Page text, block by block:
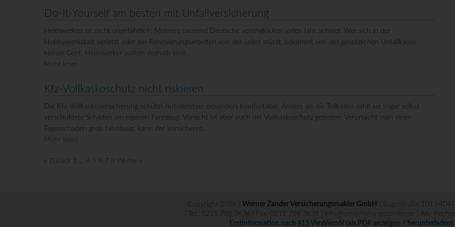
Do-It-Yourself am besten mit Unfallversicherung
Heimwerken ist nicht ungefährlich: Mehrere tausend Deutsche verunglücken jedes Jahr schwer. Wer sich in der
Hobbywerkstatt verletzt oder bei Renovierungsarbeiten von der Leiter stürzt, bekommt von der gesetzlichen Unfallkasse
keinen Cent. Heimwerker sollten deshalb eine…
Mehr lesen
Kfz-Vollkaskoschutz nicht riskieren
Die Kfz-Vollkaskoversicherung schützt Autobesitzer besonders komfortabel: Anders als die Teilkasko zahlt sie sogar selbst
verschuldete Schäden am eigenen Fahrzeug. Vorsicht ist aber auch mit Vollkaskoschutz geboten: Verursacht man einen
Eigenschaden grob fahrlässig, kann der Versicherer…
Mehr lesen
« Zurück 1 … 4 5 6 7 8 Weiter »
Copyright 2026 | Werner Zander Versicherungsmakler GmbH
| Bagelstraße 101 |
Tel.: 0211 788 3636 | Fax: 0211 788 3638 |
info@versicherungszander.de
| Alle
Erstinformation nach §15 VersVermV (als PDF anzeigen / herunterladen)